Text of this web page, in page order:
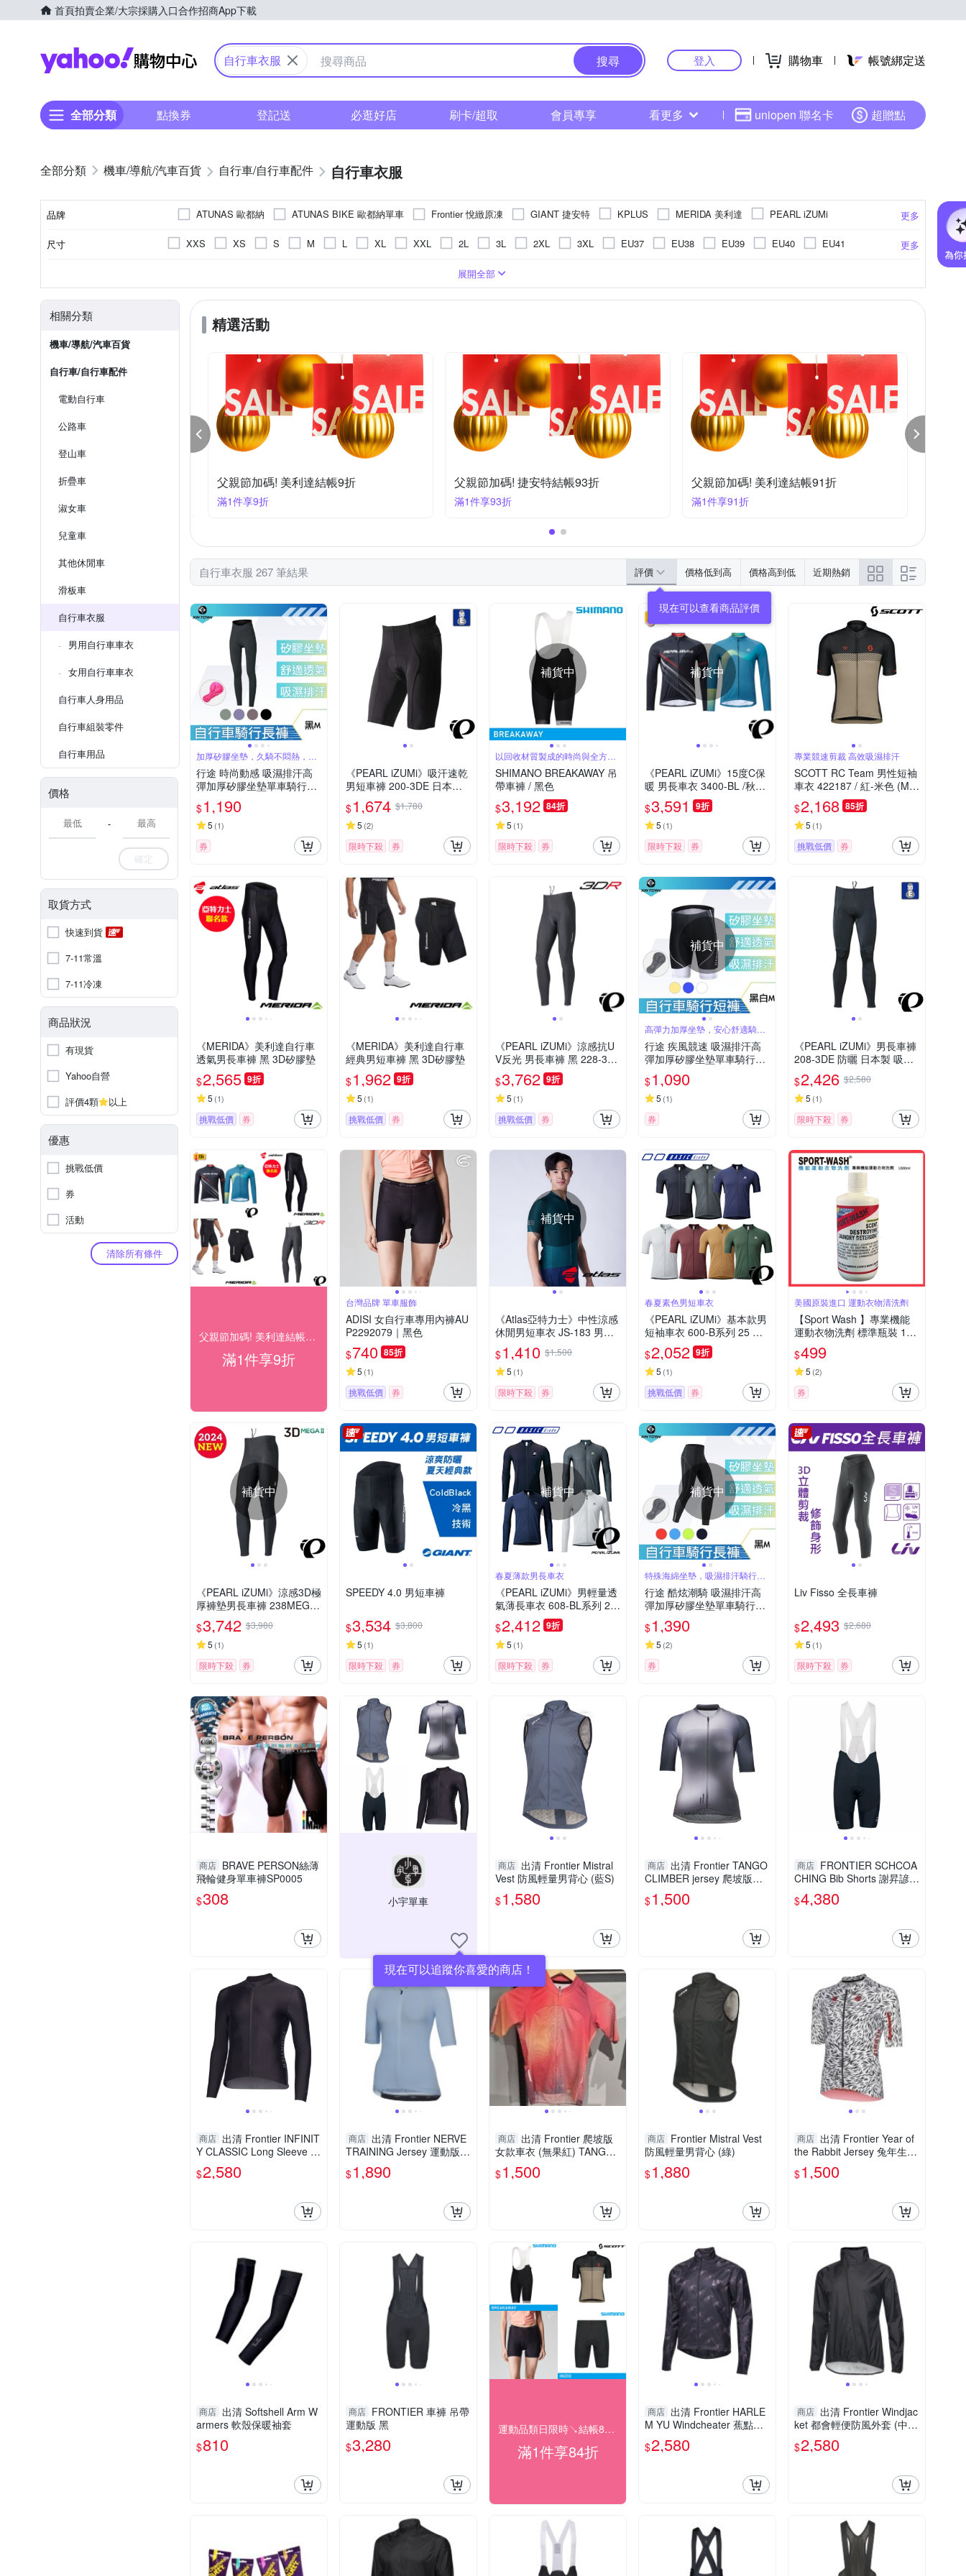
首頁拍賣企業/大宗採購入口合作招商App下載
Yahoo購物中心
自行車衣服 搜尋 登入 購物車 帳號綁定送
全部分類 點換券 登記送 必逛好店 刷卡/超取 會員專享 看更多 uniopen 聯名卡 超贈點
機車/導航/汽車百貨 自行車/自行車配件 自行車衣服
品牌 更多
ATUNAS 歐都納 ATUNAS BIKE 歐都納單車 Frontier 悅緻原凍 GIANT 捷安特 KPLUS MERIDA 美利達
PEARL iZUMi
SHIMANO
SOOMOM 其他品牌
尺寸 更多
XXS XS S M L XL XXL 2L 3L 2XL 3XL EU37 EU38 EU39 EU40
EU41
20cm車褲-長版
展開全部
相關分類
機車/導航/汽車百貨
自行車/自行車配件
電動自行車
公路車
登山車
折疊車
淑女車
兒童車
其他休閒車
滑板車
自行車衣服
男用自行車車衣
女用自行車車衣
自行車人身用品
自行車組裝零件
自行車用品
價格
-
確定
取貨方式
快速到貨
7-11常溫
7-11冷凍
商品狀況
有現貨
Yahoo自營
評價4顆
以上
優惠
挑戰低價
券
活動
清除所有條件
精選活動
類日限時↘結帳84折 父親節加碼! 美利達結帳9折
滿1件享9折
父親節加碼! 捷安特結帳93折
滿1件享93折
父親節加碼! 美利達結帳91折
滿1件享91折
自行車衣服 267 筆結果 評價 價格低到高 價格高到低 近期熱銷
加厚矽膠坐墊，久騎不悶熱，久
坐也舒服
行途 時尚動感 吸濕排汗高
彈加厚矽膠坐墊單車騎行長
褲 女
$1,190
5 (1)
券
《PEARL iZUMi》吸汗速乾
男短車褲 200-3DE 日本製
春夏車褲/入門車褲/單車/運
動/自行車
$1,674 $1,780
5 (2)
限時下殺 券
補貨中
以回收材質製成的時尚與全方位
吊帶車褲
SHIMANO BREAKAWAY 吊
帶車褲 / 黑色
$3,192 84折
5 (1)
限時下殺 券
補貨中
《PEARL iZUMi》15度C保
暖 男長車衣 3400-BL /秋冬
車衣/保暖車衣/長車衣/運動/
自行車
$3,591 9折
5 (1)
限時下殺 券
專業競速剪裁 高效吸濕排汗
SCOTT RC Team 男性短袖
車衣 422187 / 紅-米色 (M-X
L)
$2,168 85折
5 (1)
挑戰低價 券
《MERIDA》美利達自行車
透氣男長車褲 黑 3D矽膠墊
$2,565 9折
5 (1)
挑戰低價 券
《MERIDA》美利達自行車
經典男短車褲 黑 3D矽膠墊
$1,962 9折
5 (1)
挑戰低價 券
《PEARL iZUMi》涼感抗U
V反光 男長車褲 黑 228-3D
R-4 24 涼感車褲/吸汗/透氣/
環島/單車/長途/日本製
$3,762 9折
5 (1)
挑戰低價 券
補貨中
高彈力加厚坐墊，安心舒適騎行
褲
行途 疾風競速 吸濕排汗高
彈加厚矽膠坐墊單車騎行短
褲 男
$1,090
5 (1)
券
《PEARL iZUMi》男長車褲
208-3DE 防曬 日本製 吸汗
透氣 抗菌/單車/飛輪課/運動
$2,426 $2,580
5 (1)
限時下殺 券
父親節加碼! 美利達結帳9折
滿1件享9折
台灣品牌 單車服飾
ADISI 女自行車專用內褲AU
P2292079｜黑色
$740 85折
5 (1)
挑戰低價 券
補貨中
《Atlas亞特力士》中性涼感
休閒男短車衣 JS-183 男車
衣/防曬/透氣/自行車/運動/車
服/單車上衣
$1,410 $1,500
5 (1)
限時下殺 券
春夏素色男短車衣
《PEARL iZUMi》基本款男
短袖車衣 600-B系列 25 入
門車衣/春夏車衣/短袖車衣/
素色車衣/運動/單車/車服
$2,052 9折
5 (1)
挑戰低價 券
美國原裝進口 運動衣物清洗劑
【Sport Wash 】專業機能
運動衣物洗劑 標準瓶裝 100
0ml/34oz
$499
5 (2)
券
補貨中
《PEARL iZUMi》涼感3D極
厚褲墊男長車褲 238MEGAI
I-5 黑 24 /防曬/吸汗/透氣/環
島/單車/運動/長途
$3,742 $3,980
5 (1)
限時下殺 券
SPEEDY 4.0 男短車褲
$3,534 $3,800
5 (1)
限時下殺 券
補貨中
春夏薄款男長車衣
《PEARL iZUMi》男輕量透
氣薄長車衣 608-BL系列 25
排汗/速乾/男車服/長袖車衣/
運動/自行車
$2,412 9折
5 (1)
限時下殺 券
補貨中
特殊海綿坐墊，吸濕排汗騎行長
褲
行途 酷炫潮騎 吸濕排汗高
彈加厚矽膠坐墊單車騎行長
褲 男
$1,390
5 (2)
券
Liv Fisso 全長車褲
$2,493 $2,680
5 (1)
限時下殺 券
商店 BRAVE PERSON絲薄
飛輪健身單車褲SP0005
$308 小宇單車
現在可以追蹤你喜愛的商店！
商店 出清 Frontier Mistral
Vest 防風輕量男背心 (藍S)
$1,580
商店 出清 Frontier TANGO
CLIMBER jersey 爬坡版女
款車衣 (真曳灰)
$1,500
商店 FRONTIER SCHCOA
CHING Bib Shorts 謝昇諺聯
名男吊帶車褲 (紅)
$4,380
商店 出清 Frontier INFINIT
Y CLASSIC Long Sleeve Je
rsey 經典版長袖男
$2,580
商店 出清 Frontier NERVE
TRAINING Jersey 運動版女
款車衣 (水藍)
$1,890
商店 出清 Frontier 爬坡版
女款車衣 (無果紅) TANGO
CLIMBER jersey
$1,500
商店 Frontier Mistral Vest
防風輕量男背心 (綠)
$1,880
商店 出清 Frontier Year of
the Rabbit Jersey 兔年生肖
女款車衣 (白)
$1,500
商店 出清 Softshell Arm W
armers 軟殼保暖袖套
$810
商店 FRONTIER 車褲 吊帶
運動版 黑
$3,280
運動品類日限時↘結帳84折
滿1件享84折
商店 出清 Frontier HARLE
M YU Windcheater 蕉點男
長袖風衣 (冥王蕉)
$2,580
商店 出清 Frontier Windjac
ket 都會輕便防風外套 (中性
款) (黑色)
$2,580